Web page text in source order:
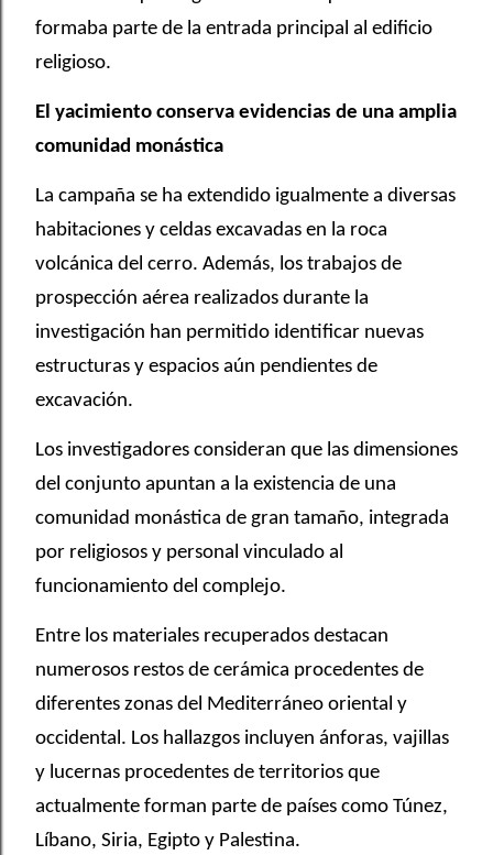
formaba parte de la entrada principal al edificio
religioso.
El yacimiento conserva evidencias de una amplia
comunidad monástica
La campaña se ha extendido igualmente a diversas
habitaciones y celdas excavadas en la roca
volcánica del cerro. Además, los trabajos de
prospección aérea realizados durante la
investigación han permitido identificar nuevas
estructuras y espacios aún pendientes de
excavación.
Los investigadores consideran que las dimensiones
del conjunto apuntan a la existencia de una
comunidad monástica de gran tamaño, integrada
por religiosos y personal vinculado al
funcionamiento del complejo.
Entre los materiales recuperados destacan
numerosos restos de cerámica procedentes de
diferentes zonas del Mediterráneo oriental y
occidental. Los hallazgos incluyen ánforas, vajillas
y lucernas procedentes de territorios que
actualmente forman parte de países como Túnez,
Líbano, Siria, Egipto y Palestina.